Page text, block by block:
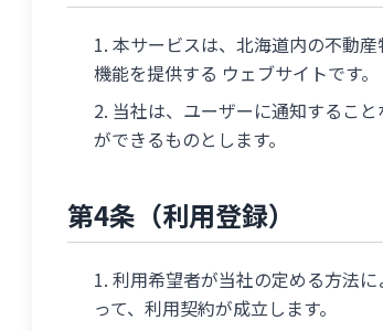
本サービスは、北海道内の不動
機能を提供する ウェブサイトです。
当社は、ユーザーに通知するこ
ができるものとします。
第4条（利用登録）
利用希望者が当社の定める方法
って、利用契約が成立します。